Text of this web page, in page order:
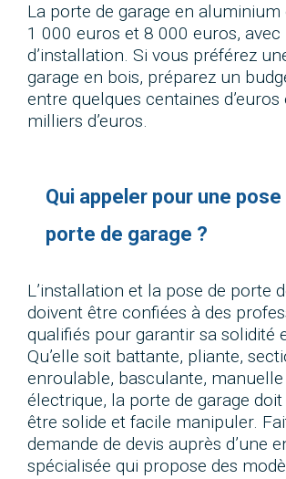
La porte de garage en
1 000 euros et 8 000 euros, avec
d’installation. Si vous préférez
garage en bois, préparez un
entre quelques centaines
milliers d’euros.
Qui appeler pour une pose
porte de garage ?
L’installation et la pose de porte
doivent être confiées à des
qualifiés pour garantir sa solidité
Qu’elle soit battante, pliante,
enroulable, basculante,
électrique, la porte de garage
être solide et facile manipuler.
demande de devis auprès d’une
spécialisée qui propose des